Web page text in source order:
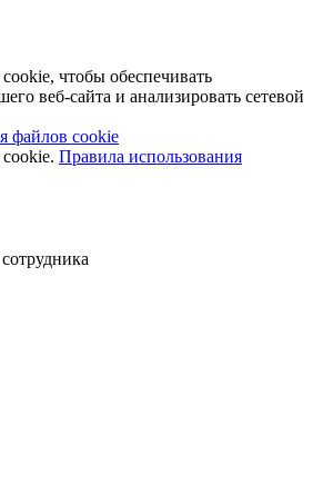
чтобы обеспечивать
веб-сайта и анализировать сетевой
файлов cookie
Правила использования